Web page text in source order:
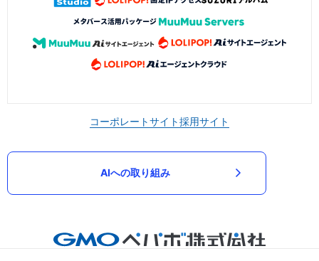
コーポレートサイト採用サイト
AIへの取り組み